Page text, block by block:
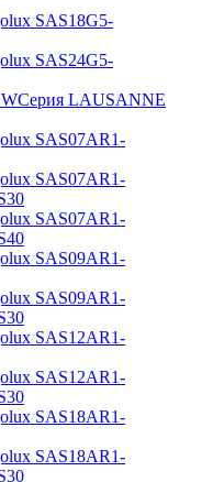
SAS18G5-
SAS24G5-
Серия LAUSANNE
SAS07AR1-
SAS07AR1-
SAS07AR1-
SAS09AR1-
SAS09AR1-
SAS12AR1-
SAS12AR1-
SAS18AR1-
SAS18AR1-